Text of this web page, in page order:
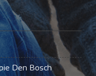
Den Bosch